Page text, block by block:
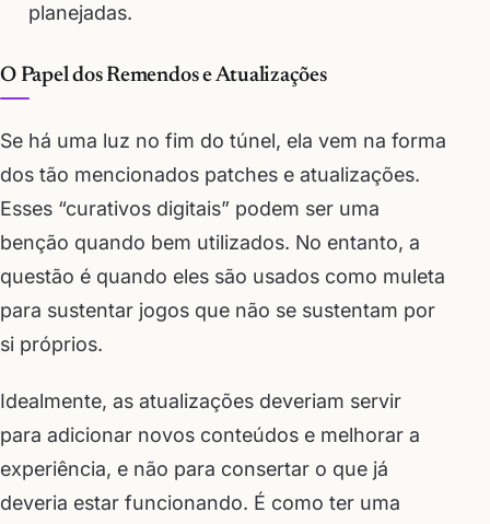
planejadas.
O Papel dos Remendos e Atualizações
Se há uma luz no fim do túnel, ela vem na forma
dos tão mencionados patches e atualizações.
Esses “curativos digitais” podem ser uma
benção quando bem utilizados. No entanto, a
questão é quando eles são usados como muleta
para sustentar jogos que não se sustentam por
si próprios.
Idealmente, as atualizações deveriam servir
para adicionar novos conteúdos e melhorar a
experiência, e não para consertar o que já
deveria estar funcionando. É como ter uma